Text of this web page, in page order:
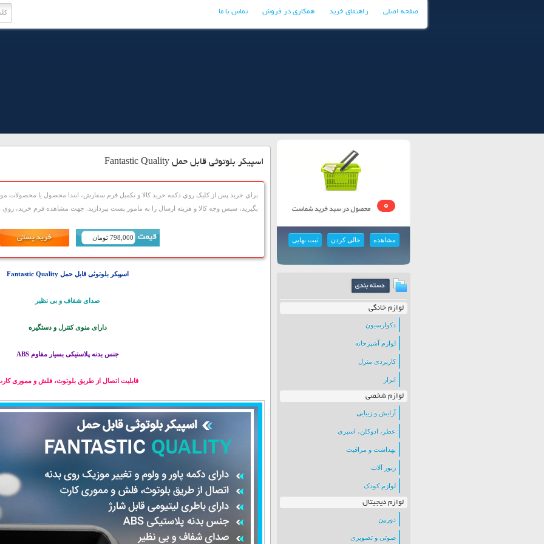
صفحه اصلی راهنمای خرید همکاری در فروش تماس با ما
0
مشاهده خالی کردن ثبت نهایی
لوازم خانگی
دکوارسیون
لوازم آشپزخانه
کاربردی منزل
ابزار
لوازم شخصی
آرایش و زیبایی
عطر، ادوکلن، اسپری
بهداشت و مراقبت
زیور آلات
لوازم کودک
لوازم دیجیتال
دوربین
صوتی و تصویری
اسپیکر بلوتوثی قابل حمل Fantastic Quality
براي خريد پس از کليک روي دکمه خريد کالا و تکميل فرم سفارش، ابتدا محصول يا محصولات
بگيريد، سپس وجه کالا و هزينه ارسال را به مامور پست بپردازيد. جهت مشاهده فرم خريد، روي
798,000 تومان
اسپیکر بلوتوثی قابل حمل Fantastic Quality
صدای شفاف و بی نظیر
دارای منوی کنترل و دستگیره
جنس بدنه پلاستیکی بسیار مقاوم ABS
قابلیت اتصال از طریق بلوتوث، فلش و مموری